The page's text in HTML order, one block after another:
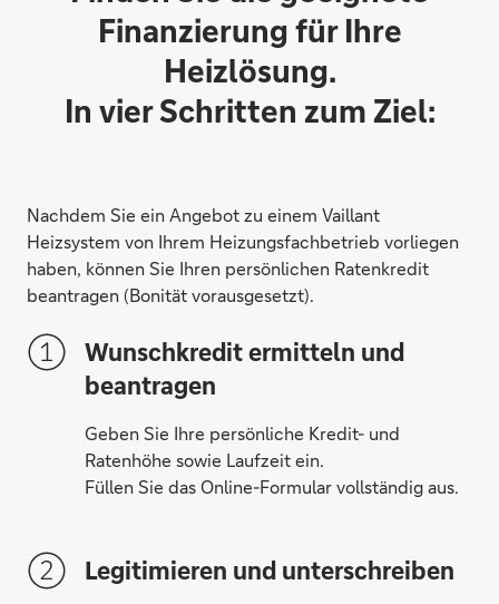
Finanzierung für Ihre
Heizlösung.
In vier Schritten zum Ziel:
Nachdem Sie ein Angebot zu einem Vaillant
Heizsystem von Ihrem Heizungsfachbetrieb vorliegen
haben, können Sie Ihren persönlichen Ratenkredit
beantragen (Bonität vorausgesetzt).
Wunschkredit ermitteln und
beantragen
Geben Sie Ihre persönliche Kredit- und
Ratenhöhe sowie Laufzeit ein.
Füllen Sie das Online-Formular vollständig aus.
Legitimieren und unterschreiben